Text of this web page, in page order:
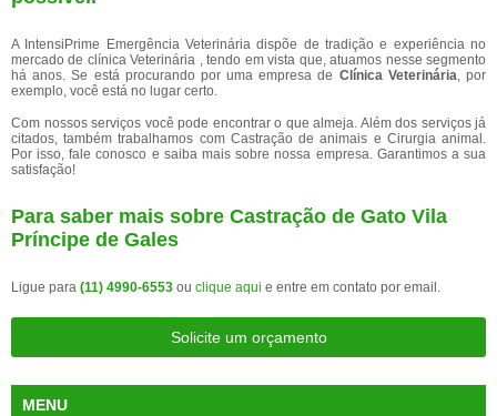
A IntensiPrime Emergência Veterinária dispõe de tradição e experiência no
mercado de clínica Veterinária , tendo em vista que, atuamos nesse segmento
há anos. Se está procurando por uma empresa de Clínica Veterinária, por
exemplo, você está no lugar certo.
Com nossos serviços você pode encontrar o que almeja. Além dos serviços já
citados, também trabalhamos com Castração de animais e Cirurgia animal.
Por isso, fale conosco e saiba mais sobre nossa empresa. Garantimos a sua
satisfação!
Para saber mais sobre Castração de Gato Vila
Príncipe de Gales
Ligue para (11) 4990-6553 ou clique aqui e entre em contato por email.
Solicite um orçamento
MENU